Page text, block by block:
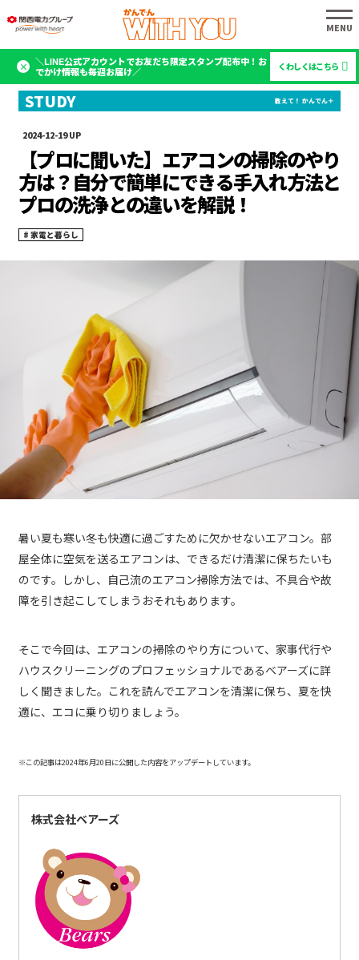
＼LINE公式アカウントでお友だち限定スタンプ配布中！お
でかけ情報も毎週お届け／
くわしくはこちら
2024-12-19
【プロに聞いた】エアコンの掃除のやり
方は？自分で簡単にできる手入れ方法と
プロの洗浄との違いを解説！
家電と暮らし
暑い夏も寒い冬も快適に過ごすために欠かせないエアコン。部
屋全体に空気を送るエアコンは、できるだけ清潔に保ちたいも
のです。しかし、自己流のエアコン掃除方法では、不具合や故
障を引き起こしてしまうおそれもあります。
そこで今回は、エアコンの掃除のやり方について、家事代行や
ハウスクリーニングのプロフェッショナルであるベアーズに詳
しく聞きました。これを読んでエアコンを清潔に保ち、夏を快
適に、エコに乗り切りましょう。
※この記事は2024年6月20日に公開した内容をアップデートしています。
株式会社ベアーズ